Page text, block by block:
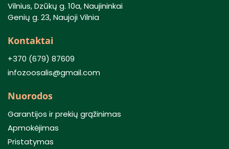
Vilnius, Dzūkų g. 10a, Naujininkai
Genių g. 23, Naujoji Vilnia
Kontaktai
+370 (679) 87609
infozoosalis@gmail.com
Nuorodos
Garantijos ir prekių grąžinimas
Apmokėjimas
Pristatymas